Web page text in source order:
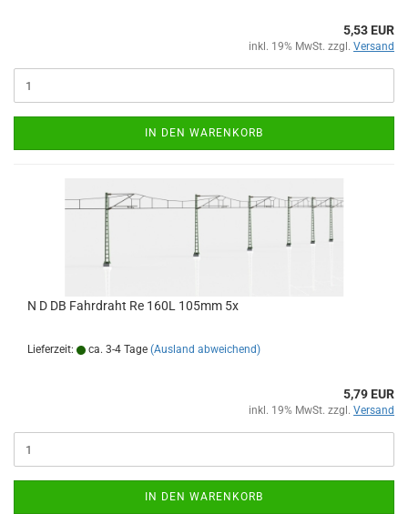
5,53 EUR
inkl. 19% MwSt. zzgl. Versand
IN DEN WARENKORB
N D DB Fahrdraht Re 160L 105mm 5x
Lieferzeit: ca. 3-4 Tage (Ausland abweichend)
5,79 EUR
inkl. 19% MwSt. zzgl. Versand
IN DEN WARENKORB